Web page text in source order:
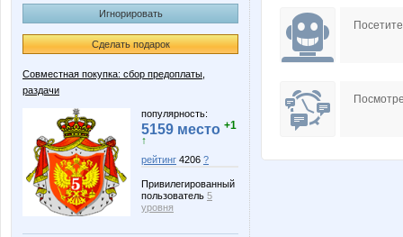
Игнорировать
Сделать подарок
Совместная покупка: сбор предоплаты,
раздачи
популярность:
5159 место +1
↑
рейтинг 4206 ?
Привилегированный
пользователь 5
уровня
BooBoo
Kcenya Kittyk